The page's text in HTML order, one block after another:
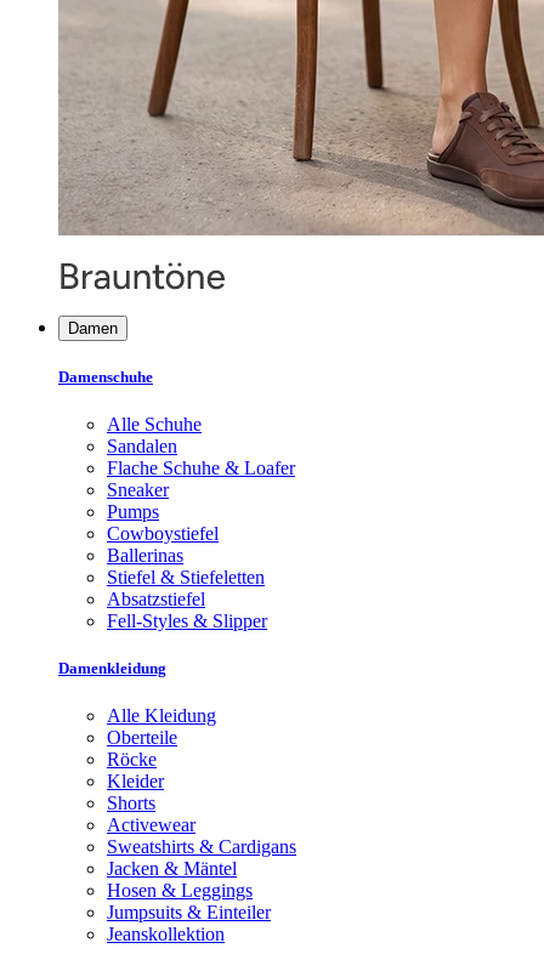
Damen
Damenschuhe
Alle Schuhe
Sandalen
Flache Schuhe & Loafer
Sneaker
Pumps
Cowboystiefel
Ballerinas
Stiefel & Stiefeletten
Absatzstiefel
Fell-Styles & Slipper
Damenkleidung
Alle Kleidung
Oberteile
Röcke
Kleider
Shorts
Activewear
Sweatshirts & Cardigans
Jacken & Mäntel
Hosen & Leggings
Jumpsuits & Einteiler
Jeanskollektion